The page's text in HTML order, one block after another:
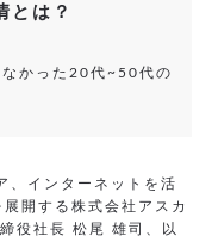
とは？
かった20代~50代の
、インターネットを活
開する株式会社アスカ
役社長 松尾 雄司、以